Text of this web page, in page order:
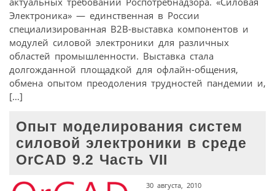
Электроника» — единственная в России
специализированная В2В-выставка компонентов и
модулей силовой электроники для различных
областей промышленности. Выставка стала
долгожданной площадкой для офлайн-общения,
обмена опытом преодоления трудностей пандемии и,
[…]
Опыт моделирования систем
силовой электроники в среде
OrCAD 9.2 Часть VII
30 августа, 2010